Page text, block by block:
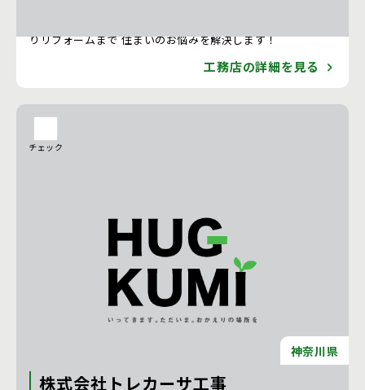
りリフォームまで 住まいのお悩みを解決します！
工務店の詳細を見る
チェック
神奈川県
株式会社トレカーサ工事